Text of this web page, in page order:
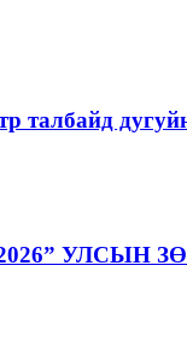
талбайд
УЛСЫН